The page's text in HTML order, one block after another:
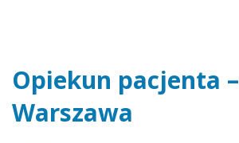
Opiekun pacjenta –
Warszawa